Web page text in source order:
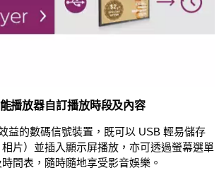
播放器自訂播放時段及內容
益的數碼信號裝置，既可以 USB 輕易儲存
片）並插入顯示屏播放，亦可透過螢幕選單
間表，隨時隨地享受影音娛樂。